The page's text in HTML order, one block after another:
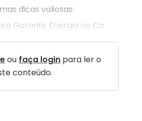
dicas valiosas:
Garantir Energia no Ca
ou faça login para ler o
conteúdo.